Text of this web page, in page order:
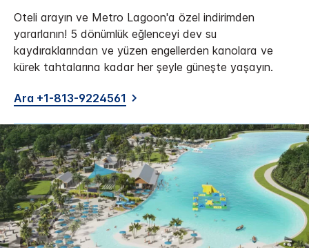
Oteli arayın ve Metro Lagoon'a özel indirimden
yararlanın! 5 dönümlük eğlenceyi dev su
kaydıraklarından ve yüzen engellerden kanolara ve
kürek tahtalarına kadar her şeyle güneşte yaşayın.
Ara +1-813-9224561